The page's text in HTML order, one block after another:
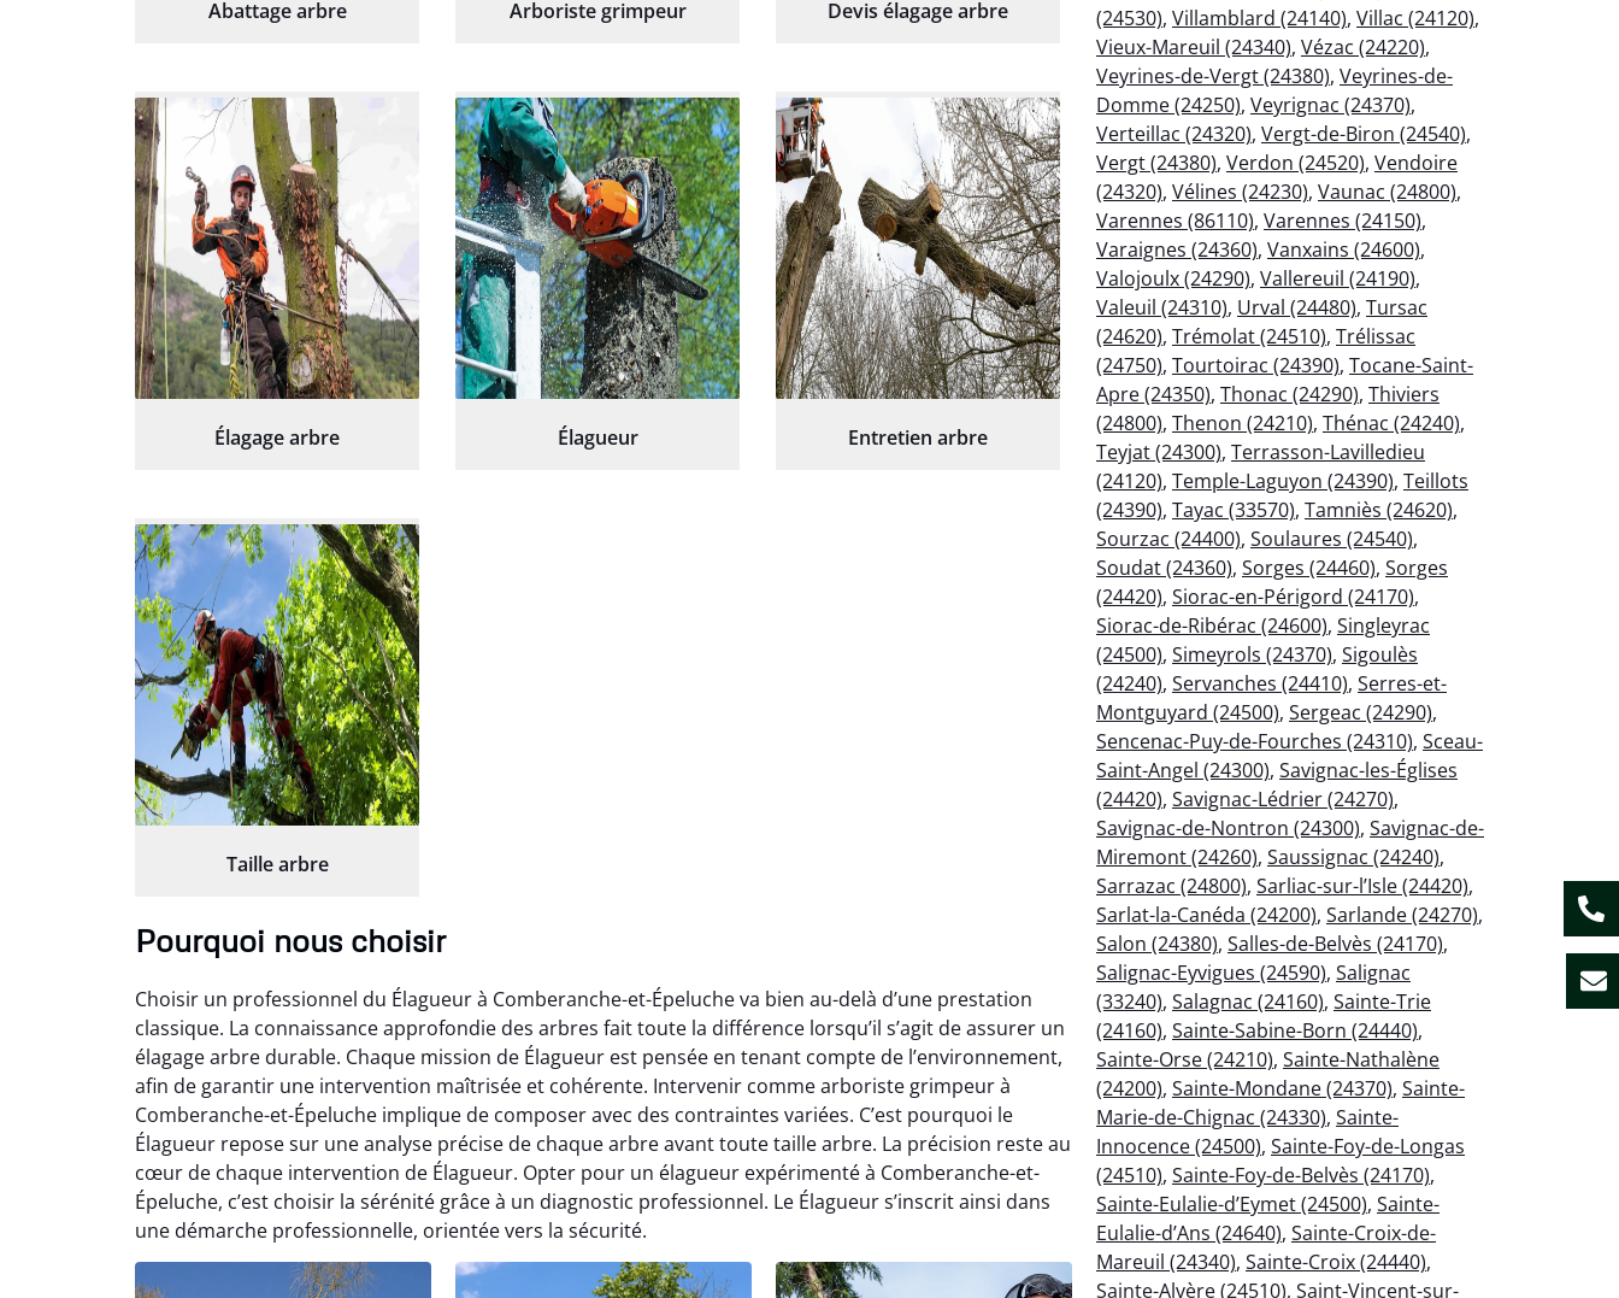
Abattage arbre Arboriste grimpeur Devis élagage arbre
Élagage arbre Élagueur Entretien arbre
Taille arbre
Pourquoi nous choisir
Choisir un professionnel du Élagueur à Comberanche-et-Épeluche va bien au-delà d’une prestation
classique. La connaissance approfondie des arbres fait toute la différence lorsqu’il s’agit de assurer un
élagage arbre durable. Chaque mission de Élagueur est pensée en tenant compte de l’environnement,
afin de garantir une intervention maîtrisée et cohérente. Intervenir comme arboriste grimpeur à
Comberanche-et-Épeluche implique de composer avec des contraintes variées. C’est pourquoi le
Élagueur repose sur une analyse précise de chaque arbre avant toute taille arbre. La précision reste au
cœur de chaque intervention de Élagueur. Opter pour un élagueur expérimenté à Comberanche-et-
Épeluche, c’est choisir la sérénité grâce à un diagnostic professionnel. Le Élagueur s’inscrit ainsi dans
une démarche professionnelle, orientée vers la sécurité.
(24530), Villamblard (24140), Villac (24120),
Vieux-Mareuil (24340), Vézac (24220),
Veyrines-de-Vergt (24380), Veyrines-de-
Domme (24250), Veyrignac (24370),
Verteillac (24320), Vergt-de-Biron (24540),
Vergt (24380), Verdon (24520), Vendoire
(24320), Vélines (24230), Vaunac (24800),
Varennes (86110), Varennes (24150),
Varaignes (24360), Vanxains (24600),
Valojoulx (24290), Vallereuil (24190),
Valeuil (24310), Urval (24480), Tursac
(24620), Trémolat (24510), Trélissac
(24750), Tourtoirac (24390), Tocane-Saint-
Apre (24350), Thonac (24290), Thiviers
(24800), Thenon (24210), Thénac (24240),
Teyjat (24300), Terrasson-Lavilledieu
(24120), Temple-Laguyon (24390), Teillots
(24390), Tayac (33570), Tamniès (24620),
Sourzac (24400), Soulaures (24540),
Soudat (24360), Sorges (24460), Sorges
(24420), Siorac-en-Périgord (24170),
Siorac-de-Ribérac (24600), Singleyrac
(24500), Simeyrols (24370), Sigoulès
(24240), Servanches (24410), Serres-et-
Montguyard (24500), Sergeac (24290),
Sencenac-Puy-de-Fourches (24310), Sceau-
Saint-Angel (24300), Savignac-les-Églises
(24420), Savignac-Lédrier (24270),
Savignac-de-Nontron (24300), Savignac-de-
Miremont (24260), Saussignac (24240),
Sarrazac (24800), Sarliac-sur-l’Isle (24420),
Sarlat-la-Canéda (24200), Sarlande (24270),
Salon (24380), Salles-de-Belvès (24170),
Salignac-Eyvigues (24590), Salignac
(33240), Salagnac (24160), Sainte-Trie
(24160), Sainte-Sabine-Born (24440),
Sainte-Orse (24210), Sainte-Nathalène
(24200), Sainte-Mondane (24370), Sainte-
Marie-de-Chignac (24330), Sainte-
Innocence (24500), Sainte-Foy-de-Longas
(24510), Sainte-Foy-de-Belvès (24170),
Sainte-Eulalie-d’Eymet (24500), Sainte-
Eulalie-d’Ans (24640), Sainte-Croix-de-
Mareuil (24340), Sainte-Croix (24440),
Sainte-Alvère (24510), Saint-Vincent-sur-